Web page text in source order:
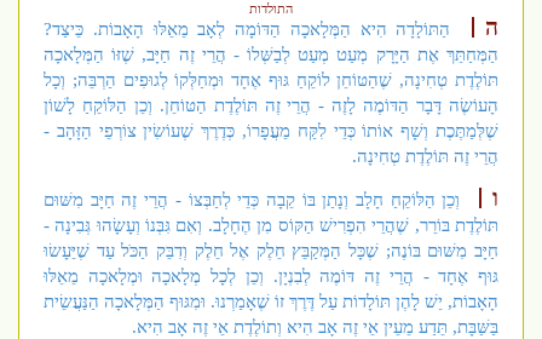
התולדות
הַתּוֹלָדָה הִיא הַמְּלָאכָה הַדּוֹמָה לְאָב מֵאֵלּוּ הָאָבוֹת. כֵּיצַד?
הַמְּחַתֵּךְ אֶת הַיָּרָק מְעַט מְעַט לְבַשְּׁלוֹ - הֲרֵי זֶה חַיָּב, שֶׁזּוֹ הַמְּלָאכָה
תּוֹלֶדֶת טְחִינָה, שֶׁהַטּוֹחֵן לוֹקֵחַ גּוּף אֶחָד וּמְחַלְּקוֹ לְגוּפִים הַרְבֵּה; וְכָל
הָעוֹשֶׂה דָּבָר הַדּוֹמֶה לָזֶה - הֲרֵי זֶה תּוֹלֶדֶת הַטּוֹחֵן. וְכֵן הַלּוֹקֵחַ לָשׁוֹן
שֶׁלְּמַתֶּכֶת וְשָׁף אוֹתוֹ כְּדֵי לִקַּח מֵעֲפָרוֹ, כְּדֶרֶךְ שֶׁעוֹשִׂין צוֹרְפֵי הַזָּהָב -
הֲרֵי זֶה תּוֹלֶדֶת טְחִינָה.
וְכֵן הַלּוֹקֵחַ חָלָב וְנָתַן בּוֹ קֵבָה כְּדֵי לְחַבְּצוֹ - הֲרֵי זֶה חַיָּב מִשּׁוּם
תּוֹלֶדֶת בּוֹרֵר, שֶׁהֲרֵי הִפְרִישׁ הַקּוֹס מִן הֶחָלָב. וְאִם גִּבְּנוֹ וְעָשָׂהוּ גְּבִינָה -
חַיָּב מִשּׁוּם בּוֹנֶה; שֶׁכָּל הַמְּקַבֵּץ חֵלֶק אֶל חֵלֶק וְדִבֵּק הַכֹּל עַד שֶׁיֵּעָשׂוּ
גּוּף אֶחָד - הֲרֵי זֶה דּוֹמֶה לְבִנְיָן. וְכֵן לְכָל מְלָאכָה וּמְלָאכָה מֵאֵלּוּ
הָאָבוֹת, יֵשׁ לָהֶן תּוֹלָדוֹת עַל דֶּרֶךְ זוֹ שֶׁאָמַרְנוּ. וּמִגּוּף הַמְּלָאכָה הַנַּעֲשֵׂית
בַּשַּׁבָּת, תֵּדַע מֵעֵין אֵי זֶה אָב הִיא וְתוֹלֶדֶת אֵי זֶה אָב הִיא.